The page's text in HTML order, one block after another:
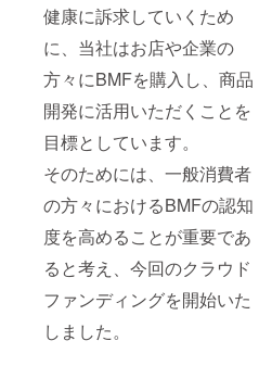
健康に訴求していくため
に、当社はお店や企業の
方々にBMFを購入し、商品
開発に活用いただくことを
目標としています。
そのためには、一般消費者
の方々におけるBMFの認知
度を高めることが重要であ
ると考え、今回のクラウド
ファンディングを開始いた
しました。